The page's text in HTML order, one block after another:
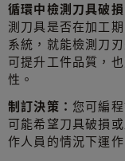
循環中檢測刀具破損
測刀具是否在加工
系統，就能檢測刀
可提升工件品質，
性。
制訂決策： 您可編
可能希望刀具破損
作人員的情況下運